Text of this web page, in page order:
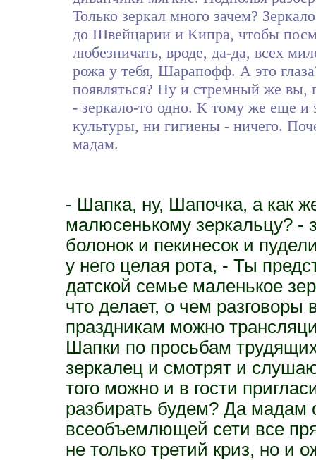
Только зеркал много зачем?
до Швейцарии и Кипра, чтобы
любезничать, вроде, да-да, всех
рожа у тебя, Шарапофф. А это
появляться? Ну и стремный же вы,
- зеркало-то одно. К тому же еще и
культуры, ни гигиены - ничего.
мадам.
- Шапка, ну, Шапочка, а как
малюсенькому зеркальцу? -
болонок и пекинесок и
у него целая рота, - Ты
датской семье маленькое
что делает, о чем разговоры
праздникам можно
Шапки по просьбам
зеркалец и смотрят и
того можно и в гости
разбирать будем? Да мадам
всеобъемлющей сети все
не только третий криз, но и